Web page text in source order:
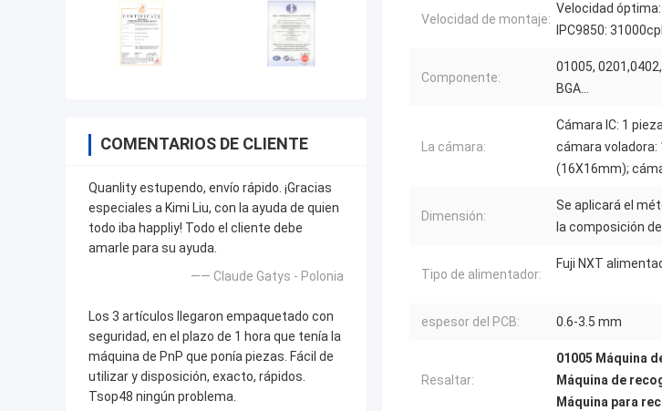
COMENTARIOS DE CLIENTE
Quanlity estupendo, envío rápido. ¡Gracias
especiales a Kimi Liu, con la ayuda de quien
todo iba happliy! Todo el cliente debe
amarle para su ayuda.
—— Claude Gatys - Polonia
Los 3 artículos llegaron empaquetado con
seguridad, en el plazo de 1 hora que tenía la
máquina de PnP que ponía piezas. Fácil de
utilizar y disposición, exacto, rápidos.
Tsop48 ningún problema.
Velocidad de montaje:
Velocidad
IPC9850:
Componente:
01005,
BGA...
La cámara:
Cámara IC: 1
cámara voladora:
(16X16mm);
Dimensión:
Se aplicará el
la composición
Tipo de alimentador:
Fuji NXT
espesor del PCB: 0.6-3.5 mm
Resaltar:
01005 Máquina
Máquina de
Máquina para